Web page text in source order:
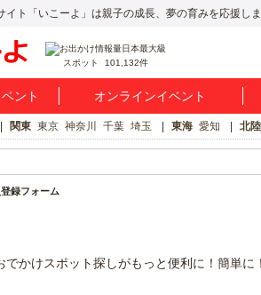
イト「いこーよ」は親子の成長、夢の育みを応援しま
スポット 101,132件
ント オンラインイベント
関東 東京 神奈川 千葉 埼玉 東海 愛知 北
録フォーム